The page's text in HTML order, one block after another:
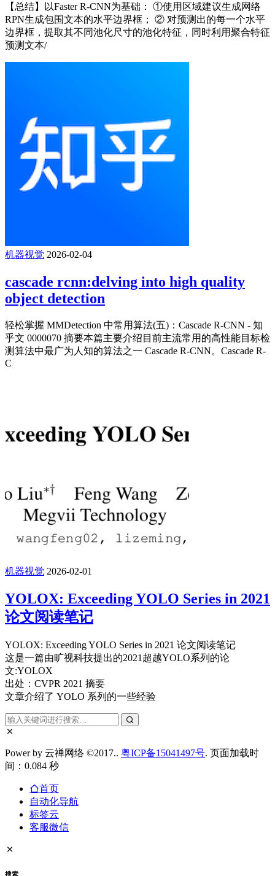
【总结】以Faster R-CNN为基础： ①使用区域建议生成网络
RPN生成包围文本的水平边界框； ② 对预测出的每一个水平
边界框，提取其不同池化尺寸的池化特征，同时利用聚合特征
预测文本/
机器视觉 2026-02-04
cascade rcnn:delving into high quality
object detection
轻松掌握 MMDetection 中常用算法(五)：Cascade R-CNN - 知
乎文 0000070 摘要本篇主要介绍目前主流常用的高性能目标检
测算法中最广为人知的算法之一 Cascade R-CNN。Cascade R-
C
机器视觉 2026-02-01
YOLOX: Exceeding YOLO Series in 2021
论文阅读笔记
YOLOX: Exceeding YOLO Series in 2021 论文阅读笔记
这是一篇由旷视科技提出的2021超越YOLO系列的论
文:YOLOX
出处：CVPR 2021 摘要
文章介绍了 YOLO 系列的一些经验
Power by 云禅网络 ©2017.. 粤ICP备15041497号. 页面加载时
间：0.084 秒
首页
自动化导航
标签云
客服微信
搜索